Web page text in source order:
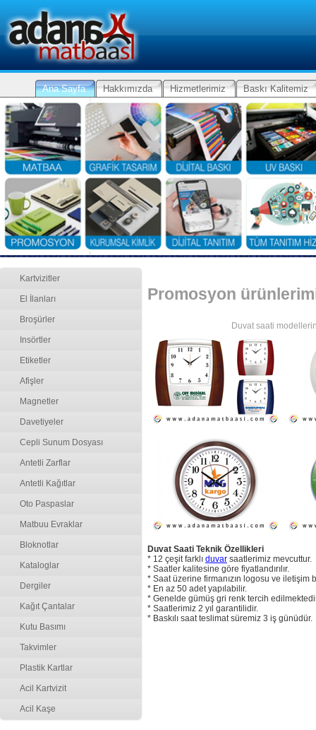
Ana Sayfa Hakkımızda Hizmetlerimiz Baskı Kalitemiz
Kartvizitler
El İlanları
Broşürler
Insörtler
Etiketler
Afişler
Magnetler
Davetiyeler
Cepli Sunum Dosyası
Antetli Zarflar
Antetli Kağıtlar
Oto Paspaslar
Matbuu Evraklar
Bloknotlar
Kataloglar
Dergiler
Kağıt Çantalar
Kutu Basımı
Takvimler
Plastik Kartlar
Acil Kartvizit
Acil Kaşe
Promosyon
Duvat saati
Duvat Saati Teknik Özellikleri
* 12 çeşit farklı duvar saatlerimiz mevcuttur.
* Saatler kalitesine göre fiyatlandırılır.
* Saat üzerine firmanızın logosu ve iletişim
* En az 50 adet yapılabilir.
* Genelde gümüş gri renk tercih
* Saatlerimiz 2 yıl garantilidir.
* Baskılı saat teslimat süremiz 3 iş günüdür.